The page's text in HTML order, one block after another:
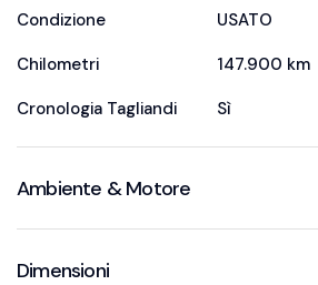
Condizione
USATO
Chilometri
147.900 km
Cronologia Tagliandi
Sì
Ambiente & Motore
Dimensioni